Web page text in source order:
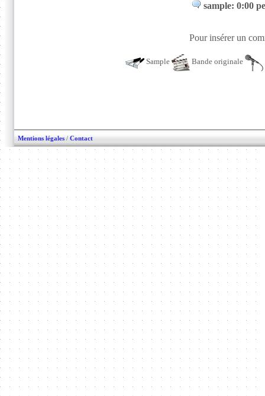
sample: 0:00
Pour insérer un
Sample Bande originale
Mentions légales / Contact